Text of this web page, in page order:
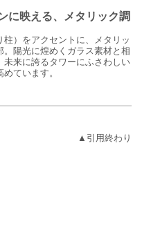
に映える、メタリック調
）をアクセントに、メタリッ
陽光に煌めくガラス素材と相
未来に誇るタワーにふさわしい
ています。
▲引用終わり